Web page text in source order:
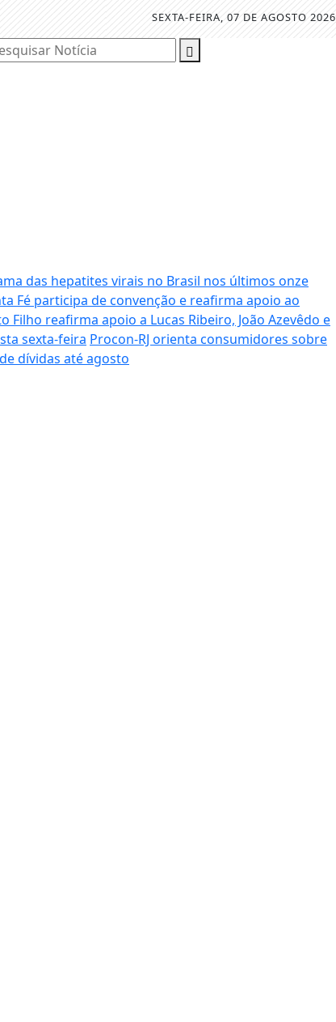
SEXTA-FEIRA, 07 DE AGOSTO 2026
Notícia
das hepatites virais no Brasil nos últimos onze
Fé participa de convenção e reafirma apoio ao
Filho reafirma apoio a Lucas Ribeiro, João Azevêdo e
sexta-feira Procon-RJ orienta consumidores sobre
dívidas até agosto